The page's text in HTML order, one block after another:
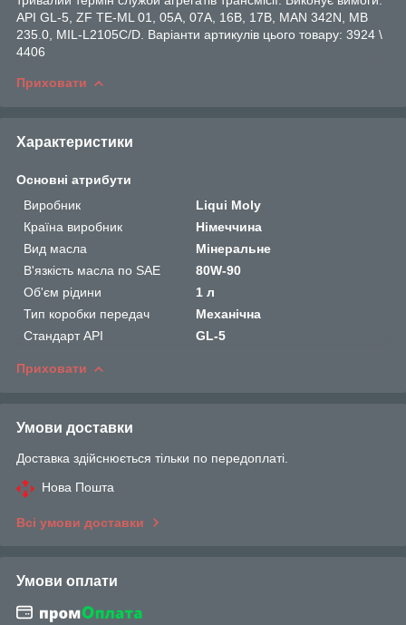
API GL-5, ZF TE-ML 01, 05A, 07A, 16B, 17B, MAN 342N, MB
235.0, MIL-L2105C/D. Варіанти артикулів цього товару: 3924 \
4406
Приховати
Характеристики
Основні атрибути
Виробник
Liqui Moly
Країна виробник
Німеччина
Вид масла
Мінеральне
В'язкість масла по SAE
80W-90
Об'єм рідини
1 л
Тип коробки передач
Механічна
Стандарт API
GL-5
Приховати
Умови доставки
Доставка здійснюється тільки по передоплаті.
Нова Пошта
Всі умови доставки
Умови оплати